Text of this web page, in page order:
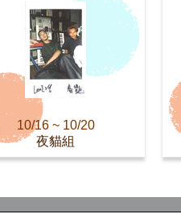
10/16 ~ 10/20
夜貓組